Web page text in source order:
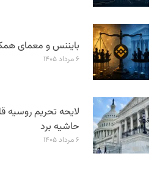
بایننس و معمای
۶ مرداد ۱۴۰۵
لایحه تحریم روسیه
حاشیه برد
۶ مرداد ۱۴۰۵